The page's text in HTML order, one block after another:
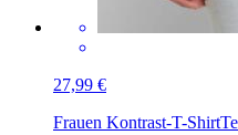
27,99 €
Frauen Kontrast-T-Shirt